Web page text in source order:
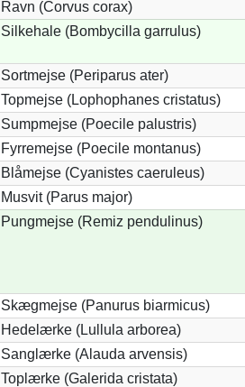
Ravn (Corvus corax)
Silkehale (Bombycilla garrulus)
Sortmejse (Periparus ater)
Topmejse (Lophophanes cristatus)
Sumpmejse (Poecile palustris)
Fyrremejse (Poecile montanus)
Blåmejse (Cyanistes caeruleus)
Musvit (Parus major)
Pungmejse (Remiz pendulinus)
Skægmejse (Panurus biarmicus)
Hedelærke (Lullula arborea)
Sanglærke (Alauda arvensis)
Toplærke (Galerida cristata)